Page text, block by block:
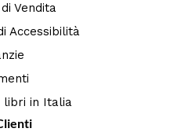
Vendita
Accessibilità
libri in Italia